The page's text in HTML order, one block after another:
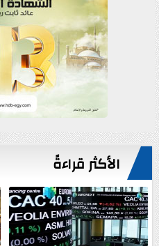
الأكثر قراءةً